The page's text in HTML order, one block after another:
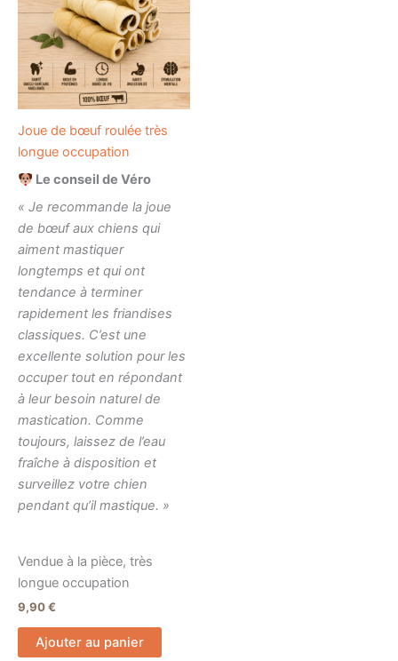
Joue de bœuf roulée très
longue occupation
Le conseil de Véro
« Je recommande la joue
de bœuf aux chiens qui
aiment mastiquer
longtemps et qui ont
tendance à terminer
rapidement les friandises
classiques. C’est une
excellente solution pour les
occuper tout en répondant
à leur besoin naturel de
mastication. Comme
toujours, laissez de l’eau
fraîche à disposition et
surveillez votre chien
pendant qu’il mastique. »
Vendue à la pièce, très
longue occupation
9,90€
Ajouter au panier